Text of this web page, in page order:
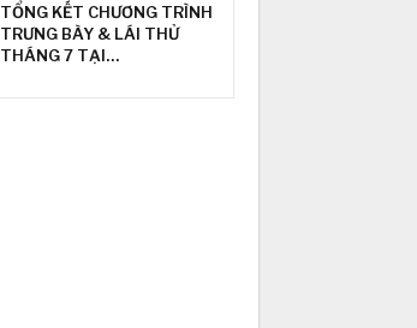
TỔNG KẾT CHƯƠNG TRÌNH
TRƯNG BÀY & LÁI THỬ
THÁNG 7 TẠI…